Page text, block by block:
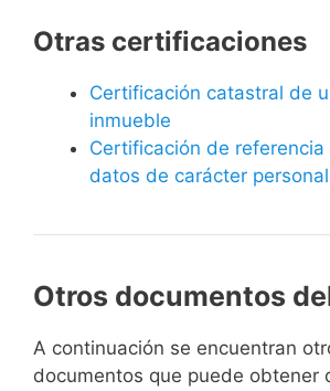
Otras certificaciones
Certificación catastral de
inmueble
Certificación de
datos de carácter personal
Otros documentos
A continuación se encuentran
documentos que puede obtener